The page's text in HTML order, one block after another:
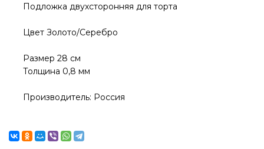
Подложка двухсторонняя для торта
Цвет Золото/Серебро
Размер 28 см
Толщина 0,8 мм
Производитель: Россия